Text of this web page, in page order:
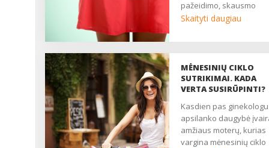
pažeidimo, skausmo
slenksčio, centrinės
skausmą, kuris trukdo
gyventi, pailsėti, užmigti.
yra pagrindinis daugelio
ginekologinių ligų
simptomas. Nukenčia
asmeninis, socialinis ir
seksualinis gyvenimas,
Skaityti daugiau
MĖNESINIŲ CIKLO
SUTRIKIMAI. KADA
VERTA SUSIRŪPINTI?
Kasdien pas ginekologus
apsilanko daugybė
amžiaus moterų, kurias
vargina mėnesinių ciklo